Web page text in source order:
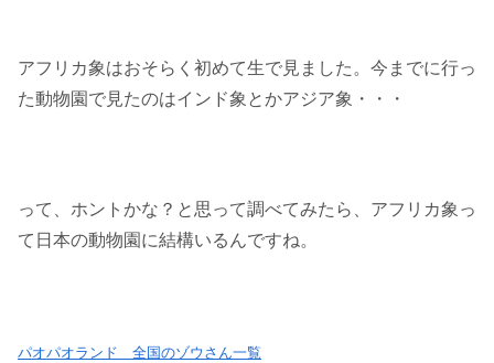
アフリカ象はおそらく初めて生で見ました。今までに行っ
た動物園で見たのはインド象とかアジア象・・・
って、ホントかな？と思って調べてみたら、アフリカ象っ
て日本の動物園に結構いるんですね。
パオパオランド 全国のゾウさん一覧